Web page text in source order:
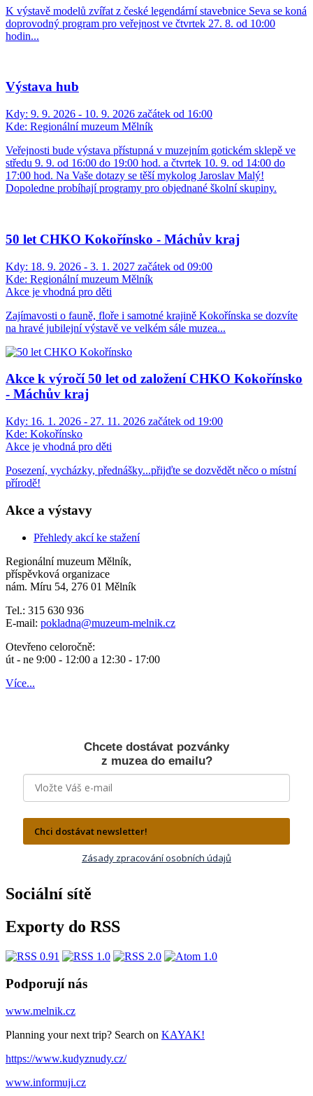
K výstavě modelů zvířat z české legendární stavebnice Seva se koná
doprovodný program pro veřejnost ve čtvrtek 27. 8. od 10:00
hodin...
Výstava hub
Kdy: 9. 9. 2026 - 10. 9. 2026 začátek od 16:00
Kde: Regionální muzeum Mělník
Veřejnosti bude výstava přístupná v muzejním gotickém sklepě ve
středu 9. 9. od 16:00 do 19:00 hod. a čtvrtek 10. 9. od 14:00 do
17:00 hod. Na Vaše dotazy se těší mykolog Jaroslav Malý!
Dopoledne probíhají programy pro objednané školní skupiny.
50 let CHKO Kokořínsko - Máchův kraj
Kdy: 18. 9. 2026 - 3. 1. 2027 začátek od 09:00
Kde: Regionální muzeum Mělník
Akce je vhodná pro děti
Zajímavosti o fauně, floře i samotné krajině Kokořínska se dozvíte
na hravé jubilejní výstavě ve velkém sále muzea...
Akce k výročí 50 let od založení CHKO Kokořínsko
- Máchův kraj
Kdy: 16. 1. 2026 - 27. 11. 2026 začátek od 19:00
Kde: Kokořínsko
Akce je vhodná pro děti
Posezení, vycházky, přednášky...přijďte se dozvědět něco o místní
přírodě!
Akce a výstavy
Přehledy akcí ke stažení
Regionální muzeum Mělník,
příspěvková organizace
nám. Míru 54, 276 01 Mělník
Tel.: 315 630 936
E-mail: pokladna@muzeum-melnik.cz
Otevřeno celoročně:
út - ne 9:00 - 12:00 a 12:30 - 17:00
Více...
Chcete dostávat pozvánky
z muzea do emailu?
Chci dostávat newsletter!
Zásady zpracování osobních údajů
Sociální sítě
Exporty do RSS
Podporují nás
www.melnik.cz
Planning your next trip? Search on KAYAK!
https://www.kudyznudy.cz/
www.informuji.cz